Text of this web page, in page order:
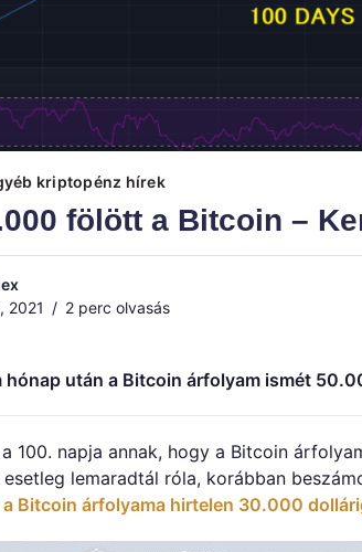
kriptopénz hírek
fölött a Bitcoin –
2021
2 perc olvasás
hónap után a Bitcoin árfolyam ismét
a 100. napja annak, hogy a Bitcoin
esetleg lemaradtál róla, korábban
Bitcoin árfolyama hirtelen 30.000